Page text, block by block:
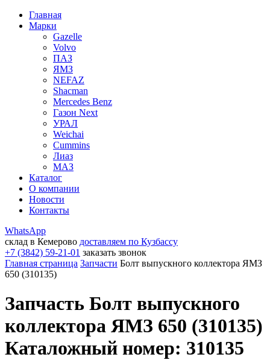
Главная
Марки
Gazelle
Volvo
ПАЗ
ЯМЗ
NEFAZ
Shacman
Mercedes Benz
Газон Next
УРАЛ
Weichai
Cummins
Лиаз
МАЗ
Каталог
О компании
Новости
Контакты
WhatsApp
склад в Кемерово доставляем по Кузбассу
+7 (3842) 59-21-01 заказать звонок
Главная страница Запчасти Болт выпускного коллектора ЯМЗ
650 (310135)
Запчасть Болт выпускного
коллектора ЯМЗ 650 (310135)
Каталожный номер: 310135